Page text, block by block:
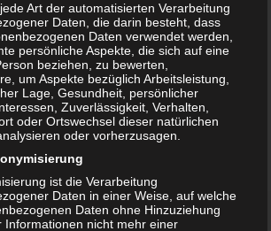
Türen /
Trennwände
Türen /
Art der automatisierten Verarbeitung
Daten, die darin besteht, dass
Daten verwendet werden,
persönliche Aspekte, die sich auf eine
beziehen, zu bewerten,
um Aspekte bezüglich Arbeitsleistung,
Lage, Gesundheit, persönlicher
Zuverlässigkeit, Verhalten,
oder Ortswechsel dieser natürlichen
oder vorherzusagen.
ist die Verarbeitung
Daten in einer Weise, auf welche
Daten ohne Hinzuziehung
Informationen nicht mehr einer